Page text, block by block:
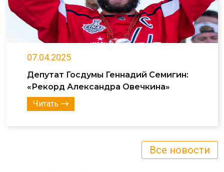
07.04.2025
Депутат Госдумы Геннадий Семигин:
«Рекорд Александра Овечкина»
Читать
Все новости